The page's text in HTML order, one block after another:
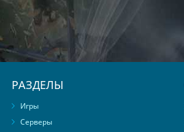
РАЗДЕЛЫ
Игры
Серверы